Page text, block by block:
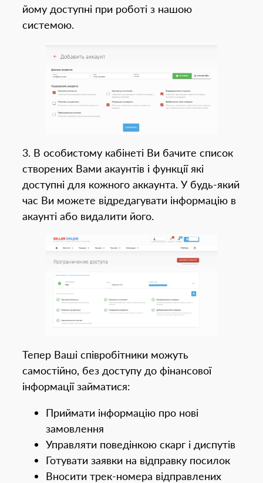
йому доступні при роботі з нашою
системою.
3. В особистому кабінеті Ви бачите список
створених Вами акаунтів і функції які
доступні для кожного аккаунта. У будь-який
час Ви можете відредагувати інформацію в
акаунті або видалити його.
Тепер Ваші співробітники можуть
самостійно, без доступу до фінансової
інформації займатися:
Приймати інформацію про нові
замовлення
Управляти поведінкою скарг і диспутів
Готувати заявки на відправку посилок
Вносити трек-номера відправлених